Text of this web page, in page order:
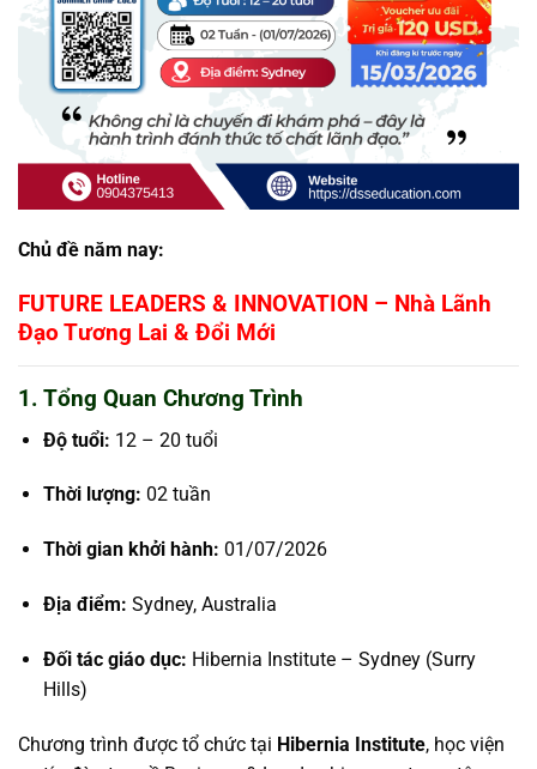
Chủ đề năm nay:
FUTURE LEADERS & INNOVATION – Nhà Lãnh
Đạo Tương Lai & Đổi Mới
1. Tổng Quan Chương Trình
Độ tuổi: 12 – 20 tuổi
Thời lượng: 02 tuần
Thời gian khởi hành: 01/07/2026
Địa điểm: Sydney, Australia
Đối tác giáo dục: Hibernia Institute – Sydney (Surry
Hills)
Chương trình được tổ chức tại Hibernia Institute, học viện